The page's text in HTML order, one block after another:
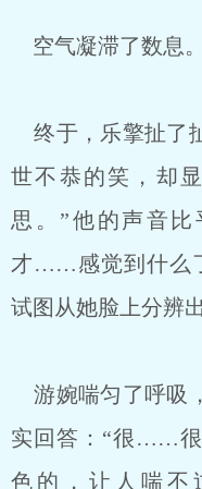
空气凝滞了数息。
终于，乐擎扯了
世不恭的笑，却
思。”他的声音比
才……感觉到什么
试图从她脸上分辨
游婉喘匀了呼吸
实回答：“很……
色的，让人喘不